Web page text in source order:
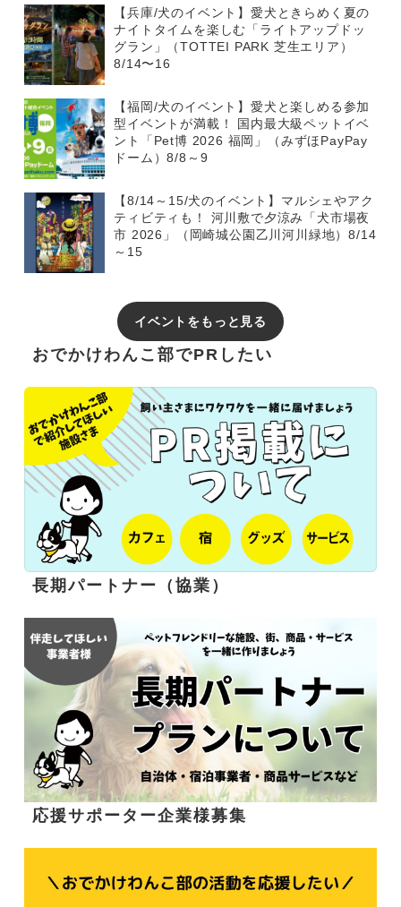
【兵庫/犬のイベント】愛犬ときらめく夏の
ナイトタイムを楽しむ「ライトアップドッ
グラン」（TOTTEI PARK 芝生エリア）
8/14〜16
【福岡/犬のイベント】愛犬と楽しめる参加
型イベントが満載！ 国内最大級ペットイベ
ント「Pet博 2026 福岡」（みずほPayPay
ドーム）8/8～9
【8/14～15/犬のイベント】マルシェやアク
ティビティも！ 河川敷で夕涼み「犬市場夜
市 2026」（岡崎城公園乙川河川緑地）8/14
～15
イベントをもっと見る
おでかけわんこ部でPRしたい
長期パートナー（協業）
応援サポーター企業様募集